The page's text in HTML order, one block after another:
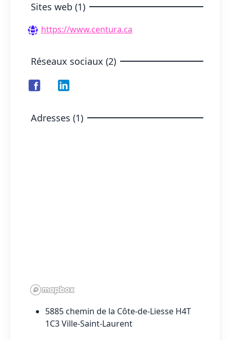
Sites web (1)
https://www.centura.ca
Réseaux sociaux (2)
Adresses (1)
5885 chemin de la Côte-de-Liesse H4T
1C3 Ville-Saint-Laurent